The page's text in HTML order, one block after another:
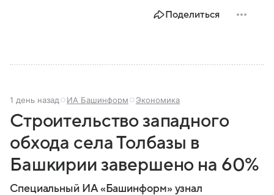
Поделиться
1 день назад ИА Башинформ Экономика
Строительство западного
обхода села Толбазы в
Башкирии завершено на 60%
Специальный ИА «Башинформ» узнал